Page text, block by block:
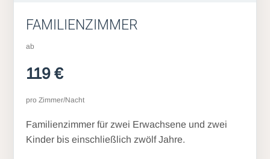
FAMILIENZIMMER
ab
119 €
pro Zimmer/Nacht
Familienzimmer für zwei Erwachsene und zwei
Kinder bis einschließlich zwölf Jahre.